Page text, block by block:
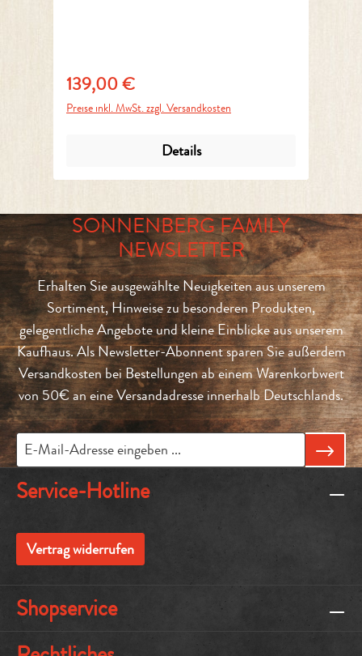
Regulärer Preis:
139,00 €
Preise inkl. MwSt. zzgl. Versandkosten
Details
SONNENBERG FAMILY
NEWSLETTER
Erhalten Sie ausgewählte Neuigkeiten aus unserem
Sortiment, Hinweise zu besonderen Produkten,
gelegentliche Angebote und kleine Einblicke aus unserem
Kaufhaus. Als Newsletter-Abonnent sparen Sie außerdem
Versandkosten bei Bestellungen ab einem Warenkorbwert
von 50€ an eine Versandadresse innerhalb Deutschlands.
Service-Hotline
Vertrag widerrufen
Shopservice